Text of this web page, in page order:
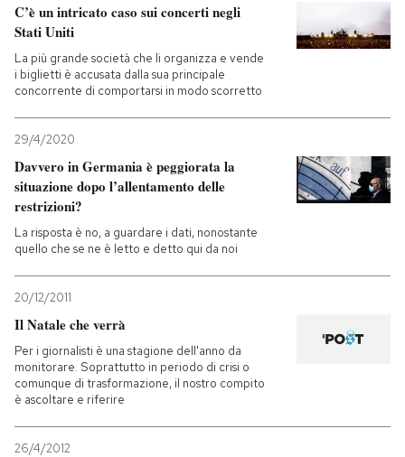
C’è un intricato caso sui concerti negli
Stati Uniti
La più grande società che li organizza e vende
i biglietti è accusata dalla sua principale
concorrente di comportarsi in modo scorretto
29/4/2020
Davvero in Germania è peggiorata la
situazione dopo l’allentamento delle
restrizioni?
La risposta è no, a guardare i dati, nonostante
quello che se ne è letto e detto qui da noi
20/12/2011
Il Natale che verrà
Per i giornalisti è una stagione dell'anno da
monitorare. Soprattutto in periodo di crisi o
comunque di trasformazione, il nostro compito
è ascoltare e riferire
26/4/2012